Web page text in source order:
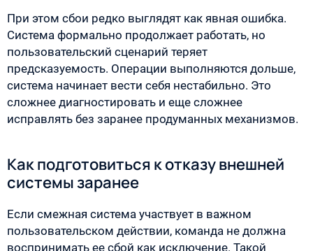
При этом сбои редко выглядят как явная ошибка.
Система формально продолжает работать, но
пользовательский сценарий теряет
предсказуемость. Операции выполняются дольше,
система начинает вести себя нестабильно. Это
сложнее диагностировать и еще сложнее
исправлять без заранее продуманных механизмов.
Как подготовиться к отказу внешней
системы заранее
Если смежная система участвует в важном
пользовательском действии, команда не должна
воспринимать ее сбой как исключение. Такой